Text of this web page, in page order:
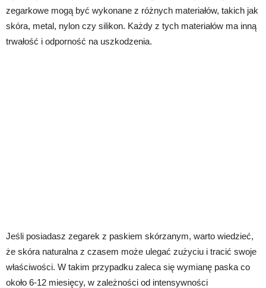
zegarkowe mogą być wykonane z różnych materiałów, takich jak
skóra, metal, nylon czy silikon. Każdy z tych materiałów ma inną
trwałość i odporność na uszkodzenia.
Jeśli posiadasz zegarek z paskiem skórzanym, warto wiedzieć,
że skóra naturalna z czasem może ulegać zużyciu i tracić swoje
właściwości. W takim przypadku zaleca się wymianę paska co
około 6-12 miesięcy, w zależności od intensywności